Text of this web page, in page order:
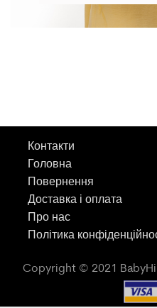
Контакти
Головна
Повернення
Доставка і оплата
Про нас
Політика
Copyright © 2021